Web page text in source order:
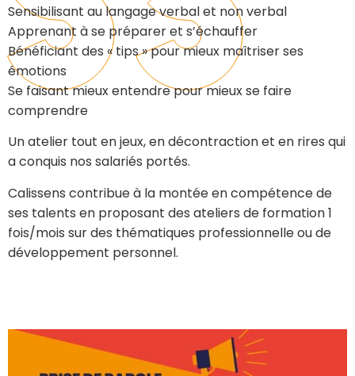
Sensibilisant au langage verbal et non verbal
Apprenant à se préparer et s’échauffer
Bénéficiant des « tips » pour mieux maîtriser ses
émotions
Se faisant mieux entendre pour mieux se faire
comprendre
Un atelier tout en jeux, en décontraction et en rires qui
a conquis nos salariés portés.
Calissens contribue à la montée en compétence de
ses talents en proposant des ateliers de formation 1
fois/mois sur des thématiques professionnelle ou de
développement personnel.